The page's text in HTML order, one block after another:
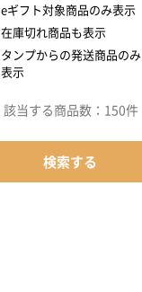
eギフト対象商品のみ表示
在庫切れ商品も表示
タンプからの発送商品のみ
表示
該当する商品数： 150件
検索する